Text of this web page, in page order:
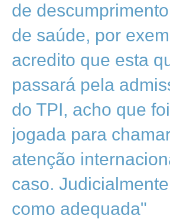
de
de saúde, por
acredito que esta
passará pela
do TPI, acho que
jogada para
atenção
caso.
como adequada"